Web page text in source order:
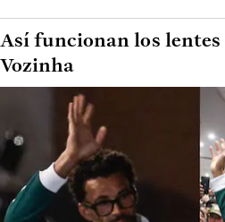
Así funcionan los
Vozinha